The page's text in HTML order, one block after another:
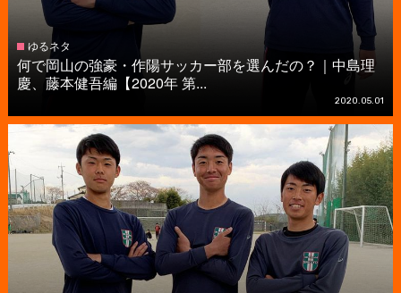
ゆるネタ
何で岡山の強豪・作陽サッカー部を選んだの？｜中島理
慶、藤本健吾編【2020年 第...
2020.05.01